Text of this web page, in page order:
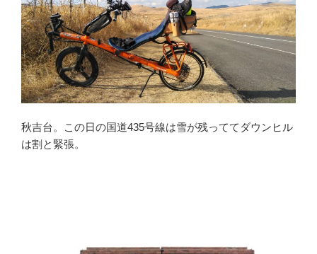
秋吉台。この日の国道435号線は雪が残っててダウンヒル
は割と緊張。